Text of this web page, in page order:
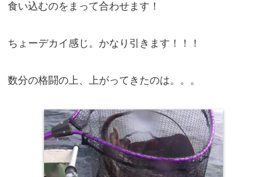
食い込むのをまって合わせます！
ちょーデカイ感じ。かなり引きます！！！
数分の格闘の上、上がってきたのは。。。